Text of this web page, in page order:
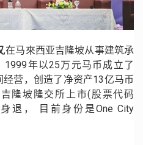
,在马來西亚吉隆坡从事建筑承
年以25万元马币成立了
经营，创造了净资产13亿马币
隆坡隆交所上市(股票代码
退， 目前身份是One City